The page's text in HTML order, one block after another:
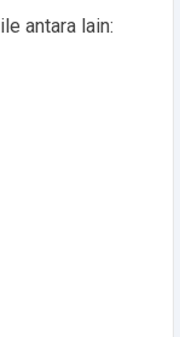
antara lain: